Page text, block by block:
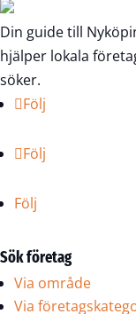
Din guide till
hjälper lokala
söker.
Följ
Följ
Följ
Sök företag
Via område
Via